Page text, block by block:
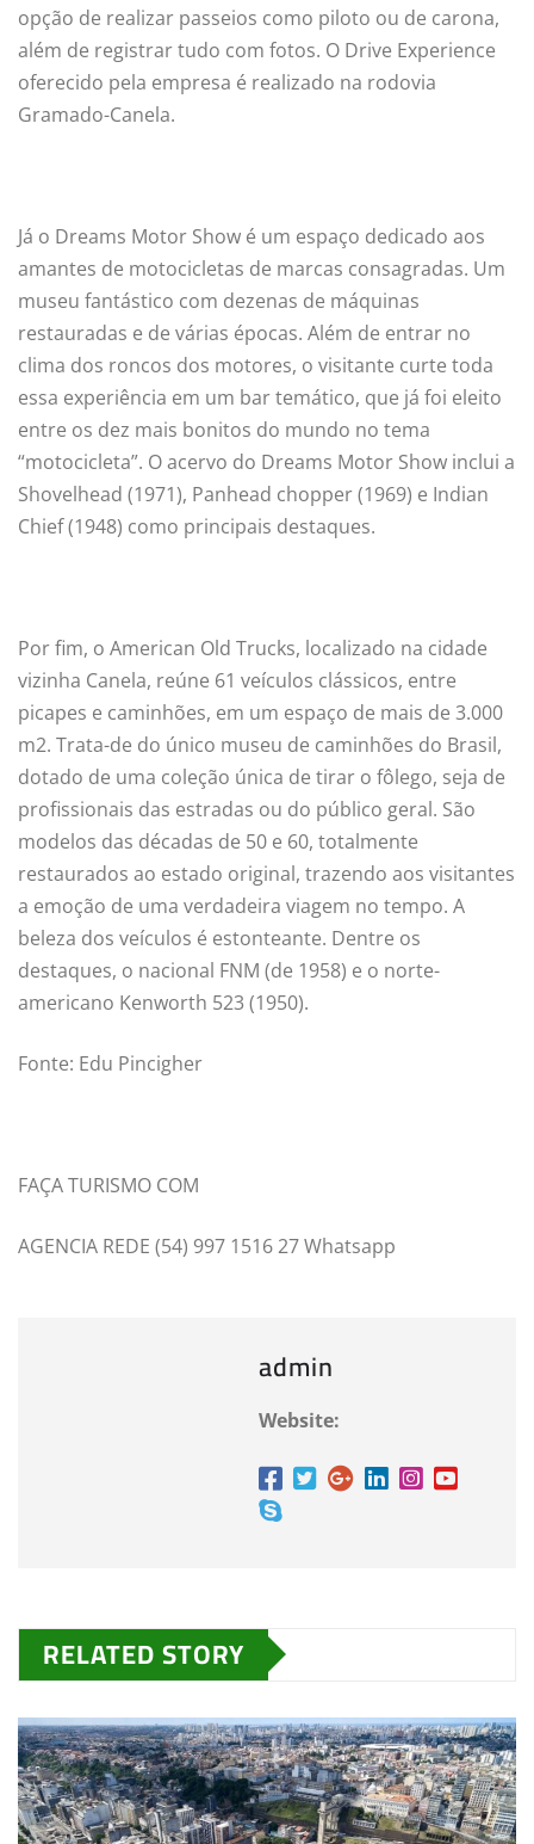
opção de realizar passeios como piloto ou de carona,
além de registrar tudo com fotos. O Drive Experience
oferecido pela empresa é realizado na rodovia
Gramado-Canela.
Já o Dreams Motor Show é um espaço dedicado aos
amantes de motocicletas de marcas consagradas. Um
museu fantástico com dezenas de máquinas
restauradas e de várias épocas. Além de entrar no
clima dos roncos dos motores, o visitante curte toda
essa experiência em um bar temático, que já foi eleito
entre os dez mais bonitos do mundo no tema
“motocicleta”. O acervo do Dreams Motor Show inclui a
Shovelhead (1971), Panhead chopper (1969) e Indian
Chief (1948) como principais destaques.
Por fim, o American Old Trucks, localizado na cidade
vizinha Canela, reúne 61 veículos clássicos, entre
picapes e caminhões, em um espaço de mais de 3.000
m2. Trata-de do único museu de caminhões do Brasil,
dotado de uma coleção única de tirar o fôlego, seja de
profissionais das estradas ou do público geral. São
modelos das décadas de 50 e 60, totalmente
restaurados ao estado original, trazendo aos visitantes
a emoção de uma verdadeira viagem no tempo. A
beleza dos veículos é estonteante. Dentre os
destaques, o nacional FNM (de 1958) e o norte-
americano Kenworth 523 (1950).
Fonte: Edu Pincigher
FAÇA TURISMO COM
AGENCIA REDE (54) 997 1516 27 Whatsapp
admin
Website:
RELATED STORY